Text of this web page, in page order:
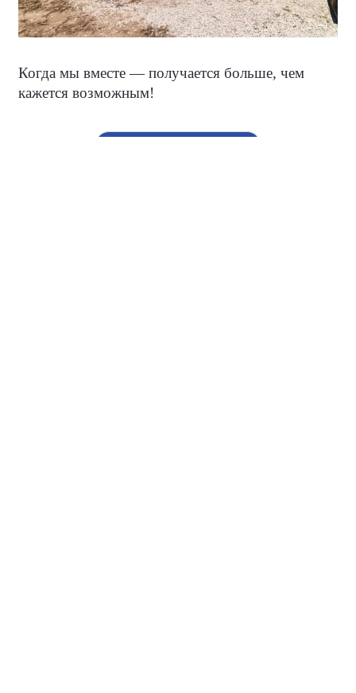
Когда мы вместе — получается больше, чем
кажется возможным!